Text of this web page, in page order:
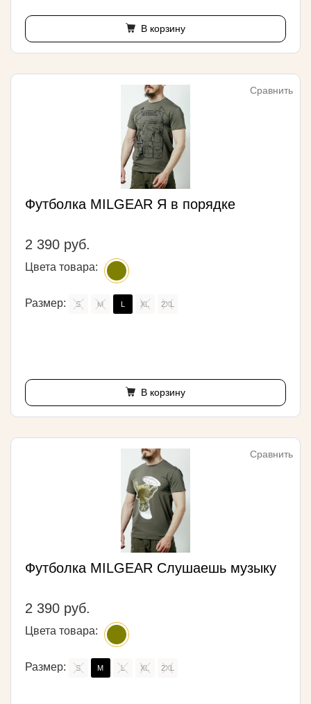
В корзину
Сравнить
Футболка MILGEAR Я в порядке
2 390 руб.
Цвета товара:
Размер: S M L XL 2XL
В корзину
Сравнить
Футболка MILGEAR Слушаешь музыку
2 390 руб.
Цвета товара:
Размер: S M L XL 2XL